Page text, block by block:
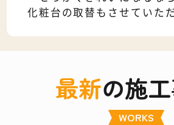
化粧台の取替もさせていた
最新の施
WORKS